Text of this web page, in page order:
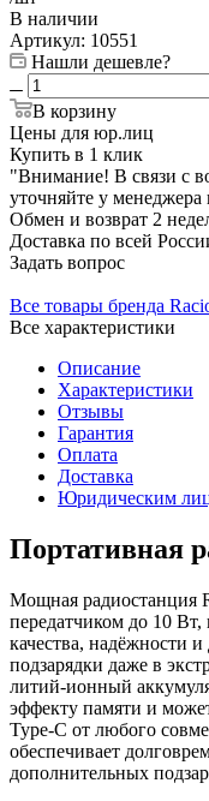
В наличии
Артикул: 10551
Нашли дешевле?
В корзину
Цены для юр.лиц
Купить в 1 клик
"Внимание! В связи с
уточняйте у
Обмен и возврат 2
Доставка по всей
Задать вопрос
Все товары бренда
Все характеристики
Описание
Характеристики
Отзывы
Гарантия
Оплата
Доставка
Юридическим
Портативная
Мощная радиостанция
передатчиком до 10 Вт,
качества, надёжности
подзарядки даже в
литий-ионный
эффекту памяти и
Type-C от любого
обеспечивает
дополнительных